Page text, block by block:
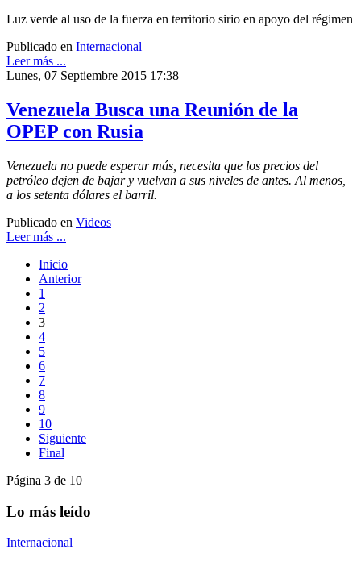
Luz verde al uso de la fuerza en territorio sirio en apoyo del régimen
Publicado en Internacional
Leer más ...
Lunes, 07 Septiembre 2015 17:38
Venezuela Busca una Reunión de la
OPEP con Rusia
Venezuela no puede esperar más, necesita que los precios del
petróleo dejen de bajar y vuelvan a sus niveles de antes. Al menos,
a los setenta dólares el barril.
Publicado en Videos
Leer más ...
Inicio
Anterior
1
2
3
4
5
6
7
8
9
10
Siguiente
Final
Página 3 de 10
Lo más leído
Internacional